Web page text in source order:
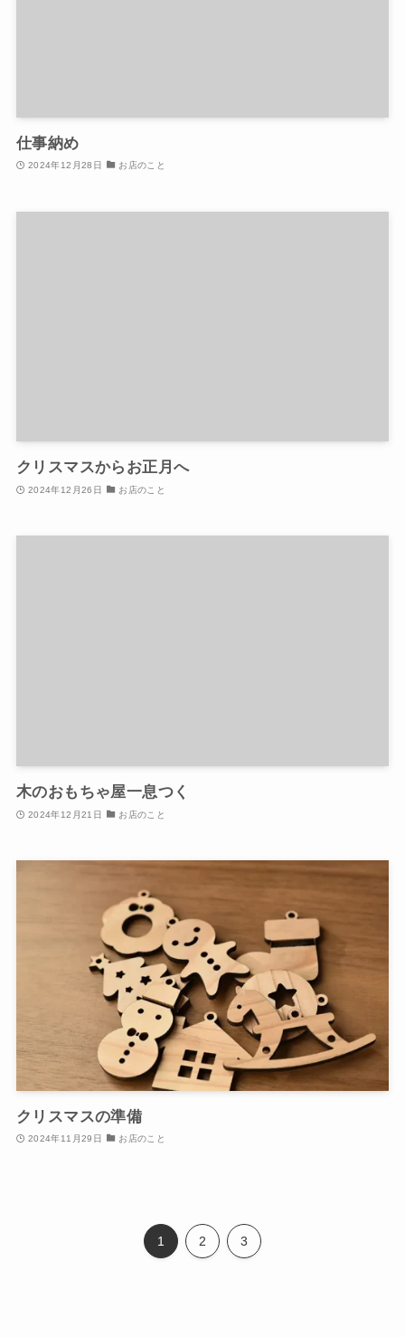
仕事納め
2024年12月28日 お店のこと
クリスマスからお正月へ
2024年12月26日 お店のこと
木のおもちゃ屋一息つく
2024年12月21日 お店のこと
クリスマスの準備
2024年11月29日 お店のこと
1 2 3